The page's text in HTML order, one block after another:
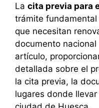
La cita previa para
trámite
que necesitan
documento
artículo,
detallada sobre el
la cita previa, la
lugares donde